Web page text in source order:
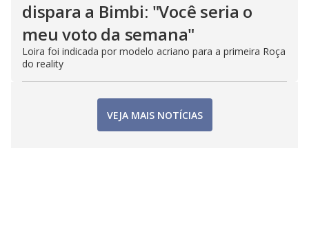
dispara a Bimbi: "Você seria o
meu voto da semana"
Loira foi indicada por modelo acriano para a primeira Roça
do reality
VEJA MAIS NOTÍCIAS